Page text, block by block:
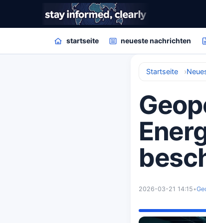
startseite neueste nachrichten
Startseite
2026-03-21 14:15•